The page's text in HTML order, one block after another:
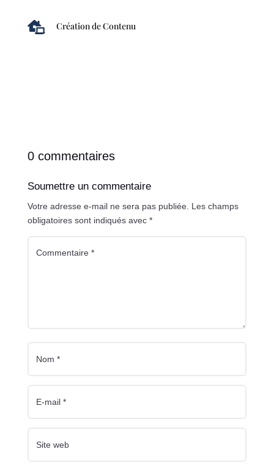
 Création de Contenu
0 commentaires
Soumettre un commentaire
Votre adresse e-mail ne sera pas publiée. Les champs
obligatoires sont indiqués avec *